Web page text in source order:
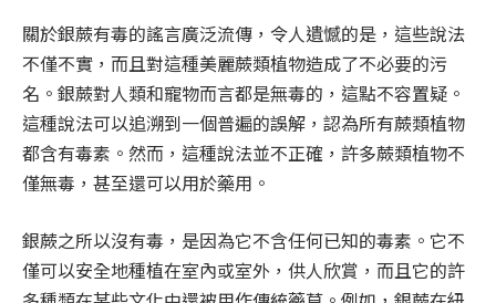
關於銀蕨有毒的謠言廣泛流傳，令人遺憾的是，這些說法
不僅不實，而且對這種美麗蕨類植物造成了不必要的污
名。銀蕨對人類和寵物而言都是無毒的，這點不容置疑。
這種說法可以追溯到一個普遍的誤解，認為所有蕨類植物
都含有毒素。然而，這種說法並不正確，許多蕨類植物不
僅無毒，甚至還可以用於藥用。
銀蕨之所以沒有毒，是因為它不含任何已知的毒素。它不
僅可以安全地種植在室內或室外，供人欣賞，而且它的許